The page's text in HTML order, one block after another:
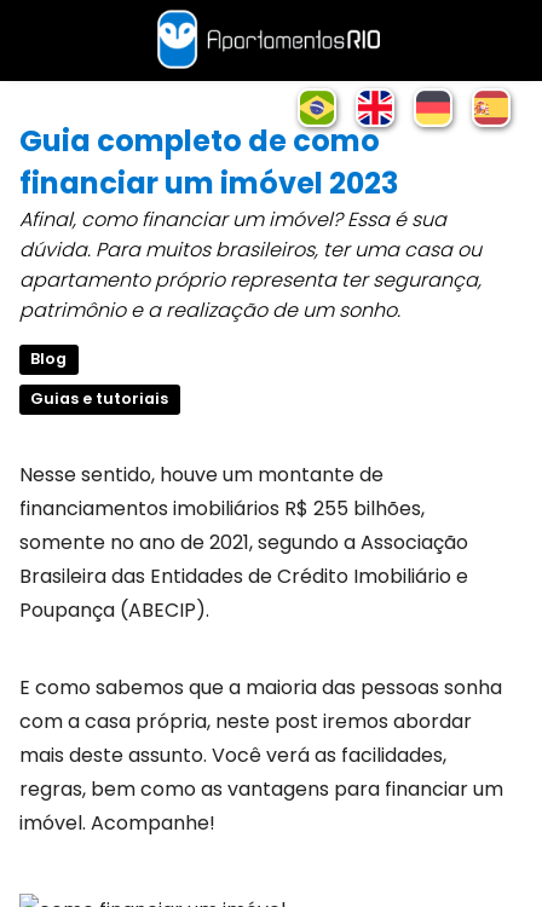
Guia completo de como
financiar um imóvel 2023
Afinal, como financiar um imóvel? Essa é sua
dúvida. Para muitos brasileiros, ter uma casa ou
apartamento próprio representa ter segurança,
patrimônio e a realização de um sonho.
Blog
Guias e tutoriais
Nesse sentido, houve um montante de
financiamentos imobiliários R$ 255 bilhões,
somente no ano de 2021, segundo a Associação
Brasileira das Entidades de Crédito Imobiliário e
Poupança (ABECIP).
E como sabemos que a maioria das pessoas sonha
com a casa própria, neste post iremos abordar
mais deste assunto. Você verá as facilidades,
regras, bem como as vantagens para financiar um
imóvel. Acompanhe!